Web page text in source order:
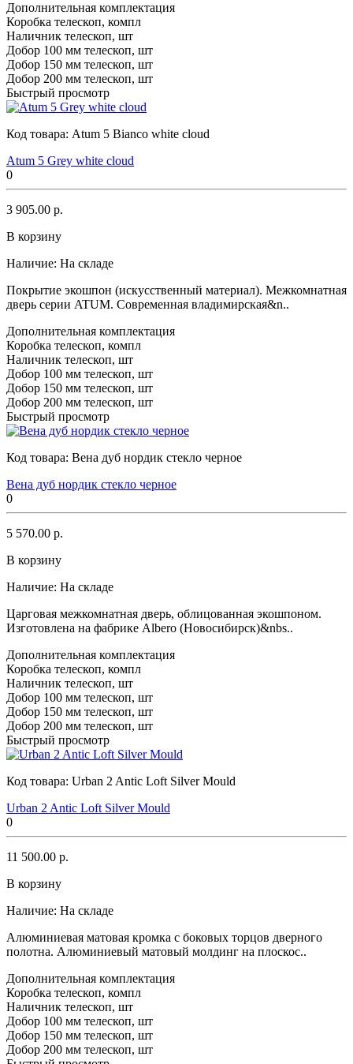
Дополнительная комплектация
Коробка телескоп, компл
Наличник телескоп, шт
Добор 100 мм телескоп, шт
Добор 150 мм телескоп, шт
Добор 200 мм телескоп, шт
Быстрый просмотр
Код товара: Atum 5 Bianco white cloud
Atum 5 Grey white cloud
0
3 905.00 р.
В корзину
Наличие: На складе
Покрытие экошпон (искусственный материал). Межкомнатная
дверь серии ATUM. Современная владимирская&n..
Дополнительная комплектация
Коробка телескоп, компл
Наличник телескоп, шт
Добор 100 мм телескоп, шт
Добор 150 мм телескоп, шт
Добор 200 мм телескоп, шт
Быстрый просмотр
Код товара: Вена дуб нордик стекло черное
Вена дуб нордик стекло черное
0
5 570.00 р.
В корзину
Наличие: На складе
Царговая межкомнатная дверь, облицованная экошпоном.
Изготовлена на фабрике Albero (Новосибирск)&nbs..
Дополнительная комплектация
Коробка телескоп, компл
Наличник телескоп, шт
Добор 100 мм телескоп, шт
Добор 150 мм телескоп, шт
Добор 200 мм телескоп, шт
Быстрый просмотр
Код товара: Urban 2 Antic Loft Silver Mould
Urban 2 Antic Loft Silver Mould
0
11 500.00 р.
В корзину
Наличие: На складе
Алюминиевая матовая кромка с боковых торцов дверного
полотна. Алюминиевый матовый молдинг на плоскос..
Дополнительная комплектация
Коробка телескоп, компл
Наличник телескоп, шт
Добор 100 мм телескоп, шт
Добор 150 мм телескоп, шт
Добор 200 мм телескоп, шт